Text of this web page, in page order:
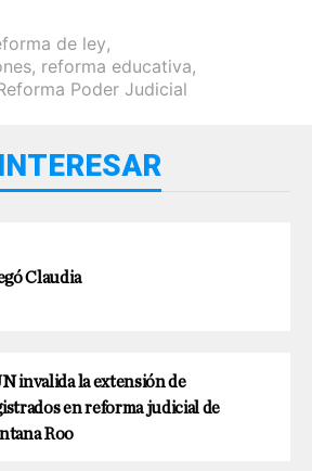
de ley,
, reforma educativa,
Poder Judicial
Claudia
invalida la extensión de
en reforma judicial de
Roo